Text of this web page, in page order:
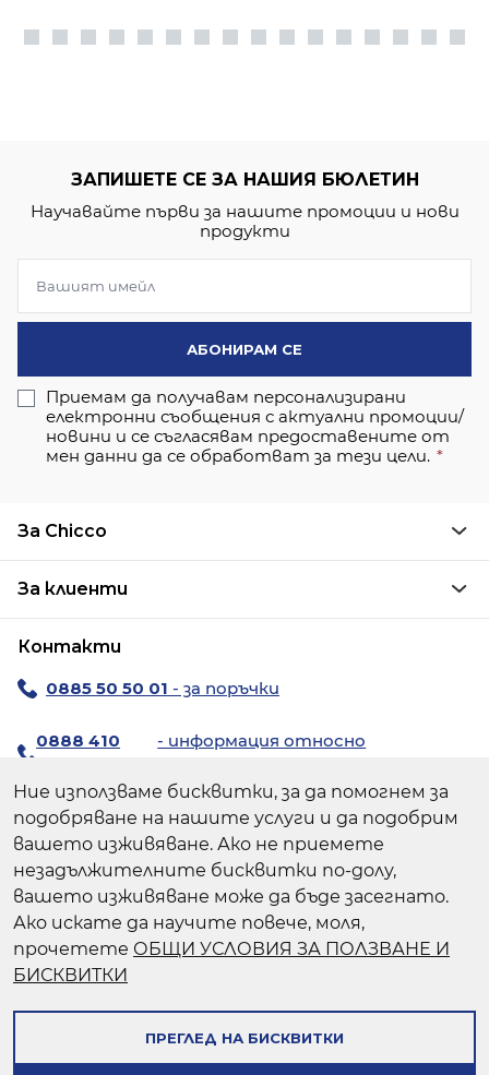
Ние използваме бисквитки, за да помогнем за
подобряване на нашите услуги и да подобрим
вашето изживяване. Ако не приемете
незадължителните бисквитки по-долу,
вашето изживяване може да бъде засегнато.
Ако искате да научите повече, моля,
прочетете ОБЩИ УСЛОВИЯ ЗА ПОЛЗВАНЕ И
БИСКВИТКИ
ПРЕГЛЕД НА БИСКВИТКИ
ЗАПИШЕТЕ СЕ ЗА НАШИЯ БЮЛЕТИН
Научавайте първи за нашите промоции и нови
продукти
АБОНИРАМ СЕ
Приемам да получавам персонализирани
електронни съобщения с актуални промоции/
новини и се съгласявам предоставените от
мен данни да се обработват за тези цели.
За Chicco
За клиенти
Контакти
0885 50 50 01 - за поръчки
0888 410
- информация относно
За поръчки:chiccoshop@avendi.bg
За резервни части: chicco@avendi.bg
Пишете ни >
Авенди - официален вносител | Мувио
Лоджистикс - официален онлайн търговец
Следвайте ни: